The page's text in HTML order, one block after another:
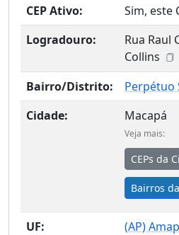
CEP Ativo:
Sim, este
Logradouro:
Rua Raul
Collins
Bairro/Distrito:
Perpétuo
Cidade:
Macapá
Veja mais:
CEPs da
Bairros
UF: (AP)